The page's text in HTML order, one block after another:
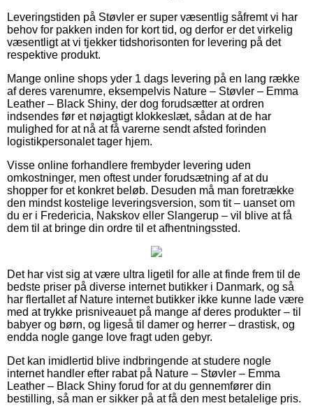
Leveringstiden på Støvler er super væsentlig såfremt vi har
behov for pakken inden for kort tid, og derfor er det virkelig
væsentligt at vi tjekker tidshorisonten for levering på det
respektive produkt.
Mange online shops yder 1 dags levering på en lang række
af deres varenumre, eksempelvis Nature – Støvler – Emma
Leather – Black Shiny, der dog forudsætter at ordren
indsendes før et nøjagtigt klokkeslæt, sådan at de har
mulighed for at nå at få varerne sendt afsted forinden
logistikpersonalet tager hjem.
Visse online forhandlere frembyder levering uden
omkostninger, men oftest under forudsætning af at du
shopper for et konkret beløb. Desuden må man foretrække
den mindst kostelige leveringsversion, som tit – uanset om
du er i Fredericia, Nakskov eller Slangerup – vil blive at få
dem til at bringe din ordre til et afhentningssted.
Det har vist sig at være ultra ligetil for alle at finde frem til de
bedste priser på diverse internet butikker i Danmark, og så
har flertallet af Nature internet butikker ikke kunne lade være
med at trykke prisniveauet på mange af deres produkter – til
babyer og børn, og ligeså til damer og herrer – drastisk, og
endda nogle gange love fragt uden gebyr.
Det kan imidlertid blive indbringende at studere nogle
internet handler efter rabat på Nature – Støvler – Emma
Leather – Black Shiny forud for at du gennemfører din
bestilling, så man er sikker på at få den mest betalelige pris.